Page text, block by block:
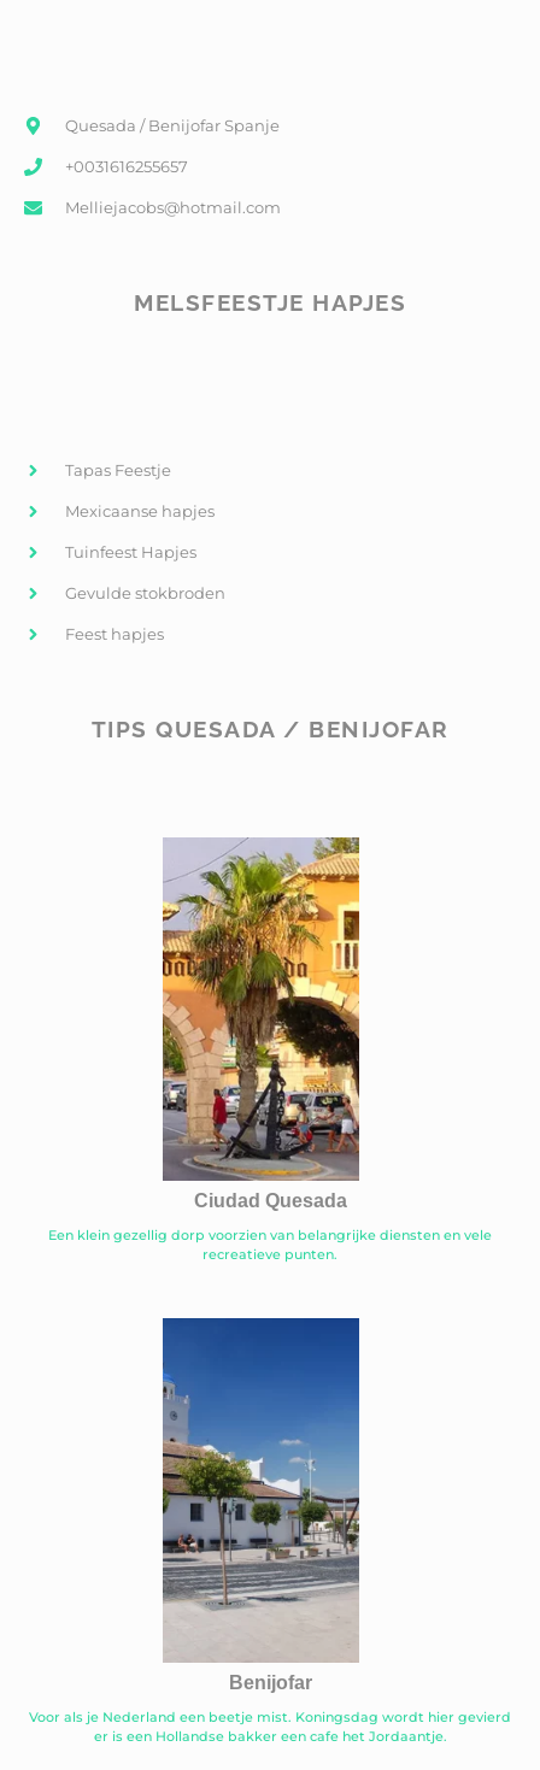
Quesada / Benijofar Spanje
+0031616255657
Melliejacobs@hotmail.com
MELSFEESTJE HAPJES
Tapas Feestje
Mexicaanse hapjes
Tuinfeest Hapjes
Gevulde stokbroden
Feest hapjes
TIPS QUESADA / BENIJOFAR
Ciudad Quesada
Een klein gezellig dorp voorzien van belangrijke diensten en vele
recreatieve punten.
Benijofar
Voor als je Nederland een beetje mist. Koningsdag wordt hier gevierd
er is een Hollandse bakker een cafe het Jordaantje.